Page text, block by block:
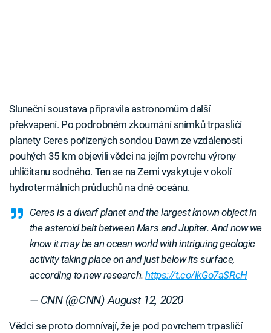
Sluneční soustava připravila astronomům další
překvapení. Po podrobném zkoumání snímků trpasličí
planety Ceres pořízených sondou Dawn ze vzdálenosti
pouhých 35 km objevili vědci na jejím povrchu výrony
uhličitanu sodného. Ten se na Zemi vyskytuje v okolí
hydrotermálních průduchů na dně oceánu.
Ceres is a dwarf planet and the largest known object in
the asteroid belt between Mars and Jupiter. And now we
know it may be an ocean world with intriguing geologic
activity taking place on and just below its surface,
according to new research.https://t.co/lkGo7aSRcH
— CNN (@CNN)August 12, 2020
Vědci se proto domnívají, že je pod povrchem trpasličí